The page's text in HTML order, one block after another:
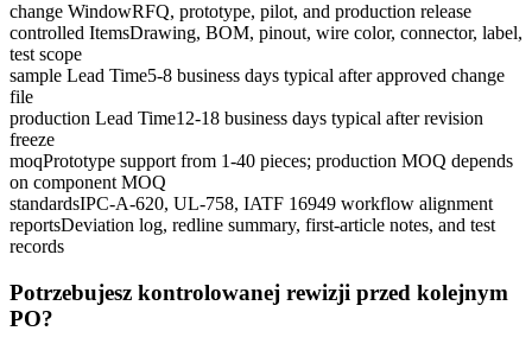
change WindowRFQ, prototype, pilot, and production release
controlled ItemsDrawing, BOM, pinout, wire color, connector, label,
test scope
sample Lead Time5-8 business days typical after approved change
file
production Lead Time12-18 business days typical after revision
freeze
moqPrototype support from 1-40 pieces; production MOQ depends
on component MOQ
standardsIPC-A-620, UL-758, IATF 16949 workflow alignment
reportsDeviation log, redline summary, first-article notes, and test
records
Potrzebujesz kontrolowanej rewizji przed kolejnym
PO?